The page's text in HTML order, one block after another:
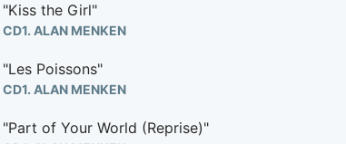
"Kiss the Girl"
CD1. ALAN MENKEN
"Les Poissons"
CD1. ALAN MENKEN
"Part of Your World (Reprise)"